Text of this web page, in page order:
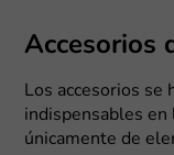
Accesorios
Los accesorios se
indispensables en
únicamente de